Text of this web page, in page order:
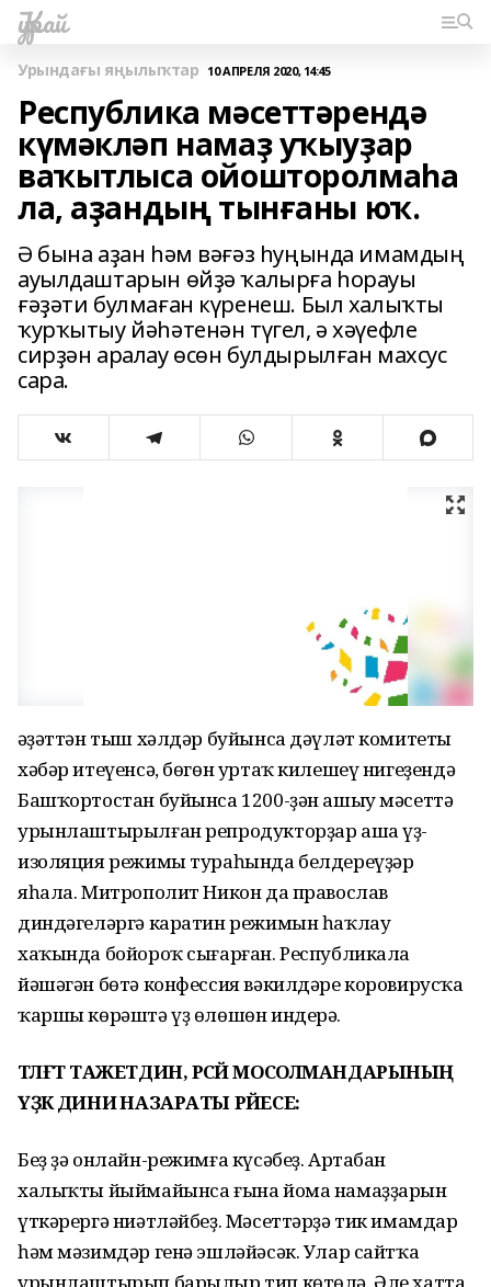
Ҡурай
Урындағы яңылыҡтар 10 АПРЕЛЯ 2020, 14:45
Республика мәсеттәрендә
күмәкләп намаҙ уҡыуҙар
ваҡытлыса ойошторолмаһа
ла, аҙандың тынғаны юҡ.
Ә бына аҙан һәм вәғәз һуңында имамдың
ауылдаштарын өйҙә ҡалырға һорауы
ғәҙәти булмаған күренеш. Был халыҡты
ҡурҡытыу йәһәтенән түгел, ә хәүефле
сирҙән аралау өсөн булдырылған махсус
сара.
Ғәҙәттән тыш хәлдәр буйынса дәүләт комитеты
хәбәр итеүенсә, бөгөн уртаҡ килешеү нигеҙендә
Башҡортостан буйынса 1200-ҙән ашыу мәсеттә
урынлаштырылған репродукторҙар аша үҙ-
изоляция режимы тураһында белдереүҙәр
яһала. Митрополит Никон да православ
диндәгеләргә каратин режимын һаҡлау
хаҡында бойороҡ сығарған. Республикала
йәшәгән бөтә конфессия вәкилдәре коровирусҡа
ҡаршы көрәштә үҙ өлөшөн индерә.
ТӘЛҒӘТ ТАЖЕТДИН, РӘСӘЙ МОСОЛМАНДАРЫНЫҢ
ҮҘӘК ДИНИӘ НАЗАРАТЫ РӘЙЕСЕ:
Беҙ ҙә онлайн-режимға күсәбеҙ. Артабан
халыҡты йыймайынса ғына йома намаҙҙарын
үткәрергә ниәтләйбеҙ. Мәсеттәрҙә тик имамдар
һәм мәзимдәр генә эшләйәсәк. Улар сайтҡа